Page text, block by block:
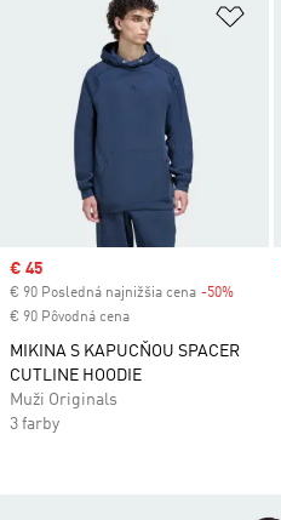
Sale price
€ 45
€ 90 Posledná najnižšia cena -50%
€ 90 Pôvodná cena
MIKINA S KAPUCŇOU SPACER
CUTLINE HOODIE
Muži Originals
3 farby